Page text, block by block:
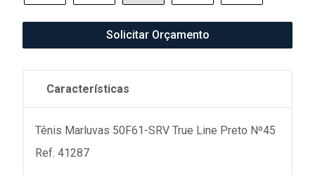
Solicitar Orçamento
Características
Tênis Marluvas 50F61-SRV True Line Preto Nº45
Ref. 41287